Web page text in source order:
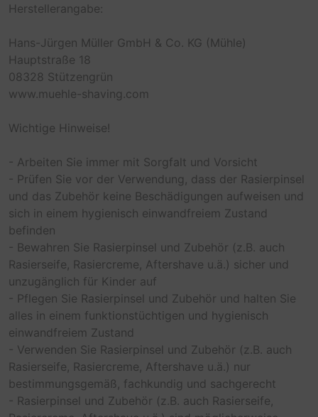
Herstellerangabe:
Hans-Jürgen Müller GmbH & Co. KG (Mühle)
Hauptstraße 18
08328 Stützengrün
www.muehle-shaving.com
Wichtige Hinweise!
- Arbeiten Sie immer mit Sorgfalt und Vorsicht
- Prüfen Sie vor der Verwendung, dass der Rasierpinsel
und das Zubehör keine Beschädigungen aufweisen und
sich in einem hygienisch einwandfreiem Zustand
befinden
- Bewahren Sie Rasierpinsel und Zubehör (z.B. auch
Rasierseife, Rasiercreme, Aftershave u.ä.) sicher und
unzugänglich für Kinder auf
- Pflegen Sie Rasierpinsel und Zubehör und halten Sie
alles in einem funktionstüchtigen und hygienisch
einwandfreiem Zustand
- Verwenden Sie Rasierpinsel und Zubehör (z.B. auch
Rasierseife, Rasiercreme, Aftershave u.ä.) nur
bestimmungsgemäß, fachkundig und sachgerecht
- Rasierpinsel und Zubehör (z.B. auch Rasierseife,